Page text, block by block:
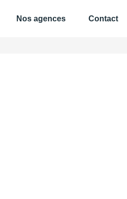
Nos agences Contact